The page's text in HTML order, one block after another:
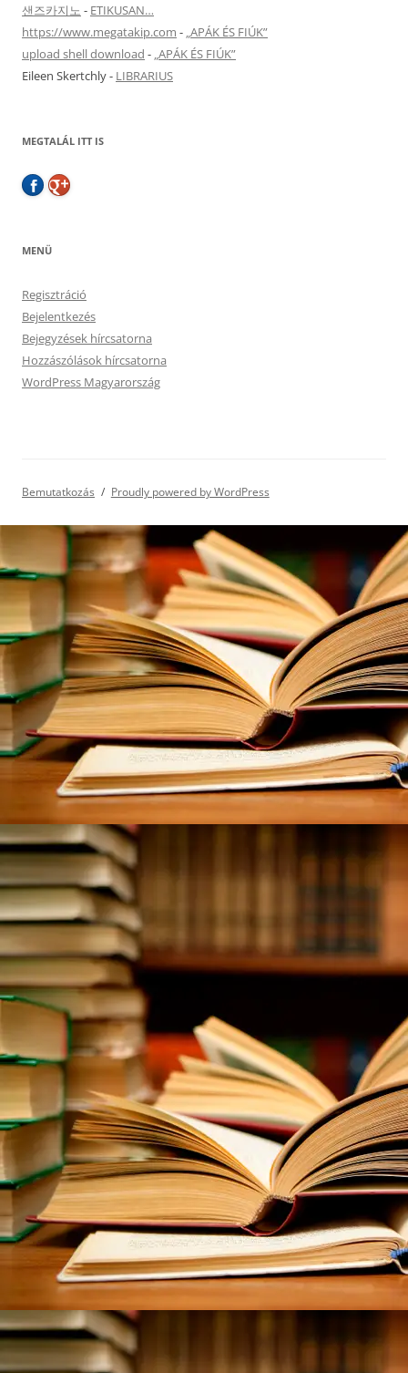
샌즈카지노 - ETIKUSAN…
https://www.megatakip.com - „APÁK ÉS FIÚK”
upload shell download - „APÁK ÉS FIÚK”
Eileen Skertchly- LIBRARIUS
MEGTALÁL ITT IS
MENÜ
Regisztráció
Bejelentkezés
Bejegyzések hírcsatorna
Hozzászólások hírcsatorna
WordPress Magyarország
Bemutatkozás Proudly powered by WordPress